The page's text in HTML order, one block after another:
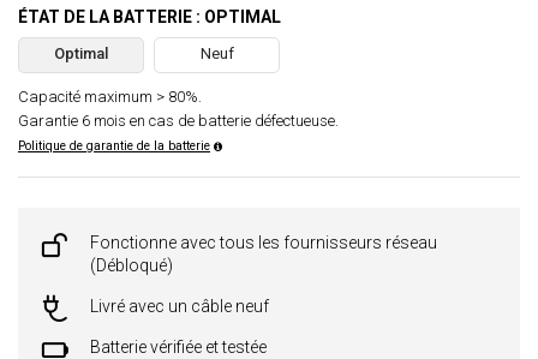
ÉTAT DE LA BATTERIE : OPTIMAL
Optimal Neuf
Capacité maximum > 80%.
Garantie 6 mois en cas de batterie défectueuse.
Politique de garantie de la batterie
Fonctionne avec tous les fournisseurs réseau
(Débloqué)
Livré avec un câble neuf
Batterie vérifiée et testée